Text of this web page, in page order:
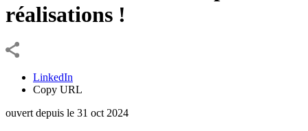
réalisations !
LinkedIn
Copy URL
ouvert depuis le 31 oct 2024